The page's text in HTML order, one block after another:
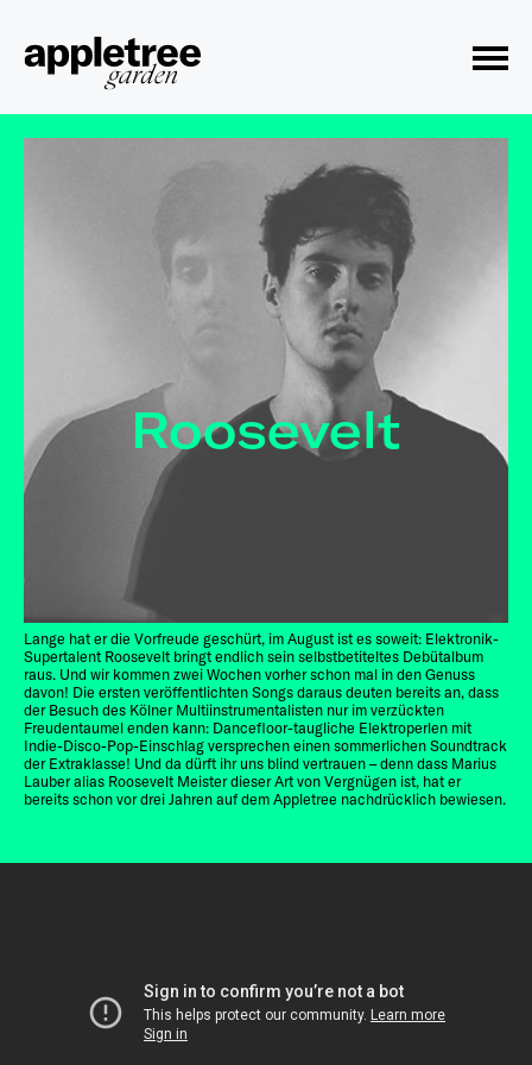
Toggle Menu
Lange hat er die Vorfreude geschürt, im August ist es soweit: Elektronik-
Supertalent Roosevelt bringt endlich sein selbstbetiteltes Debütalbum
raus. Und wir kommen zwei Wochen vorher schon mal in den Genuss
davon! Die ersten veröffentlichten Songs daraus deuten bereits an, dass
der Besuch des Kölner Multiinstrumentalisten nur im verzückten
Freudentaumel enden kann: Dancefloor-taugliche Elektroperlen mit
Indie-Disco-Pop-Einschlag versprechen einen sommerlichen Soundtrack
der Extraklasse! Und da dürft ihr uns blind vertrauen – denn dass Marius
Lauber alias Roosevelt Meister dieser Art von Vergnügen ist, hat er
bereits schon vor drei Jahren auf dem Appletree nachdrücklich bewiesen.
Roosevelt